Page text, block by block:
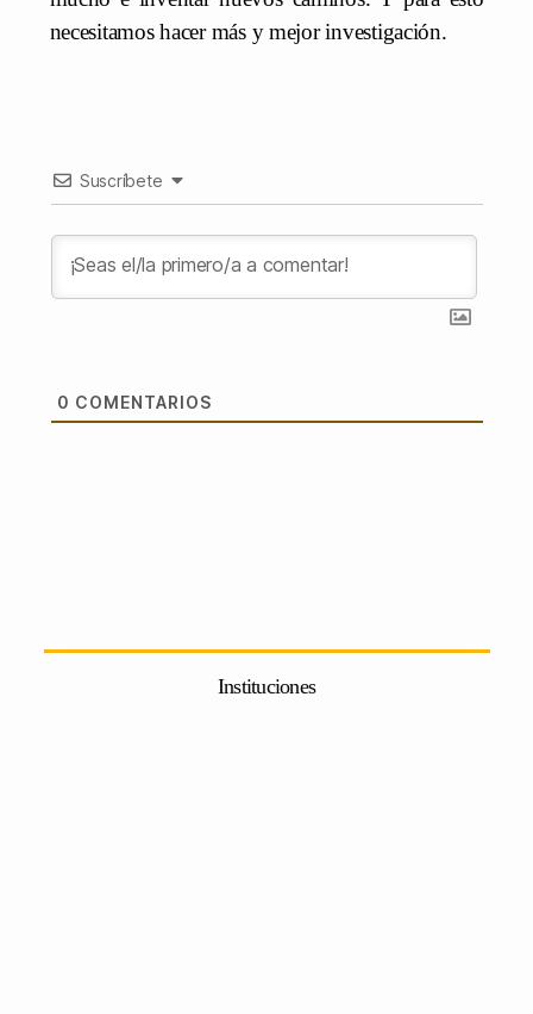
necesitamos hacer más y mejor investigación.
Suscríbete
0 COMENTARIOS
Instituciones